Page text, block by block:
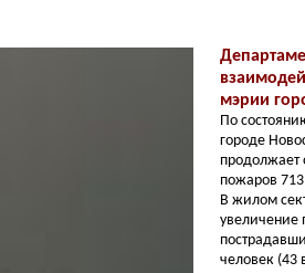
мэрии
По
городе
продолжает
пожаров
В жилом
увеличение
человек (43